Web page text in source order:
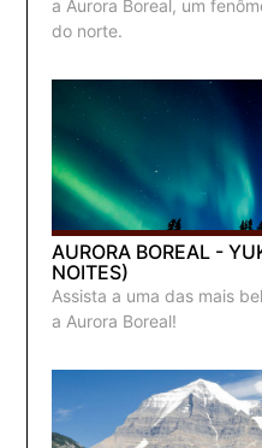
a Aurora Boreal, um
do norte.
AURORA BOREAL -
NOITES)
Assista a uma das mais
a Aurora Boreal!